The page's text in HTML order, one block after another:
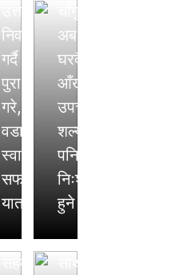
उत्तरदायित्व
निर्वाह
गर्दै
पुरा
गरे,
वडाध्यक्षदेखि
स्वास्थ्यमन्त्रीसम्मको
सफल
यात्रा
चाँगुनारायणमा
अब
घरदैलोमा
आँखा
उपचार,मोतियाबिन्दु
शल्यक्रिया
पनि
निःशुल्क
हुने
प्रदेशमा
सत्ता
साझेदारी
गर्ने
नेकपा
एमाले
र
नेकपाबीच
तीन
बुदेँ
सहमति,
सूर्यविनायक
नगरपालिका
वडा
नं.
८
का
जनताको
सुखदुख
साथ